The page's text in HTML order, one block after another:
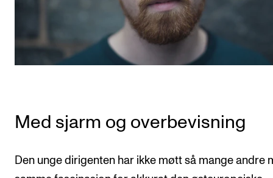
Med sjarm og overbevisning
Den unge dirigenten har ikke møtt så mange andre